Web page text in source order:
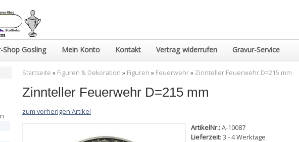
Shop Gosling Mein Konto Kontakt Vertrag widerrufen Gravur-Service
Startseite » Figuren & Dekoration » Figuren » Feuerwehr» Zinnteller Feuerwehr D=215 mm
Zinnteller Feuerwehr D=215 mm
zum vorherigen Artikel
ArtikelNr.:A-10087
Lieferzeit: 3 - 4 Werktage